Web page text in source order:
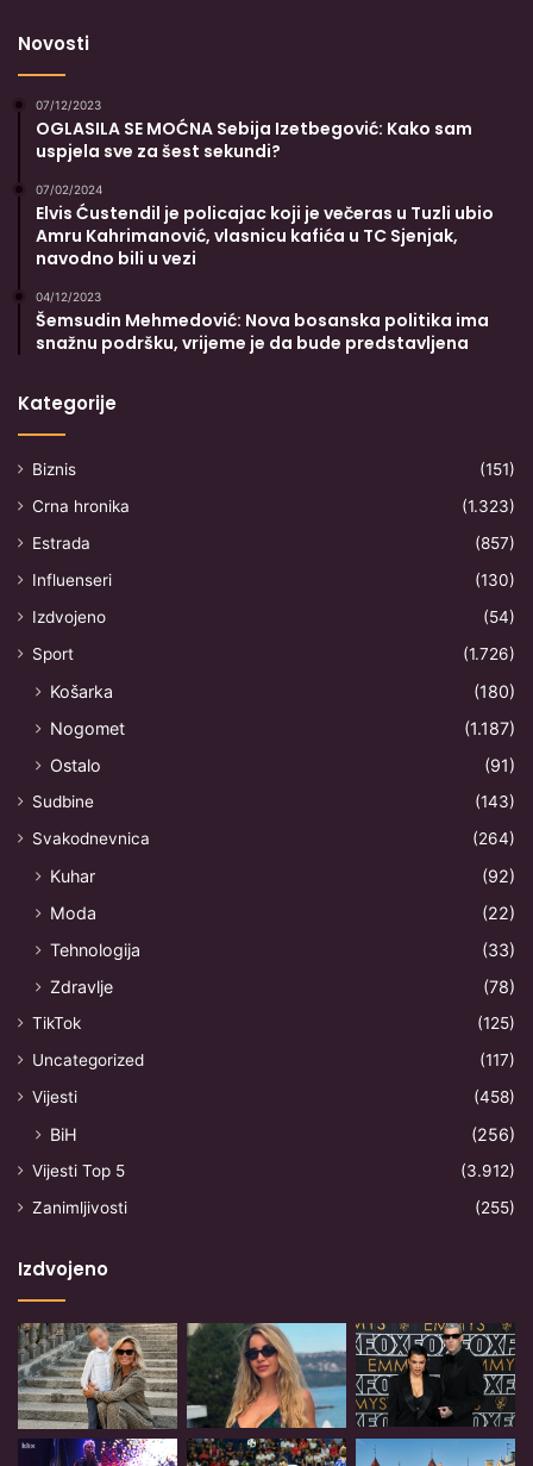
Novosti
07/12/2023
OGLASILA SE MOĆNA Sebija Izetbegović: Kako sam
uspjela sve za šest sekundi?
07/02/2024
Elvis Ćustendil je policajac koji je večeras u Tuzli ubio
Amru Kahrimanović, vlasnicu kafića u TC Sjenjak,
navodno bili u vezi
04/12/2023
Šemsudin Mehmedović: Nova bosanska politika ima
snažnu podršku, vrijeme je da bude predstavljena
Kategorije
Biznis
(151)
Crna hronika
(1.323)
Estrada
(857)
Influenseri
(130)
Izdvojeno
(54)
Sport
(1.726)
Košarka
(180)
Nogomet
(1.187)
Ostalo
(91)
Sudbine
(143)
Svakodnevnica
(264)
Kuhar
(92)
Moda
(22)
Tehnologija
(33)
Zdravlje
(78)
TikTok
(125)
Uncategorized
(117)
Vijesti
(458)
BiH (256)
Vijesti Top 5
(3.912)
Zanimljivosti
(255)
Izdvojeno